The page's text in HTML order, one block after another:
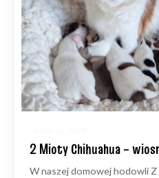
2 Mioty Chihuahua –
W naszej domowej hodowli Z